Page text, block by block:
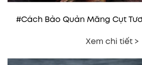
#Cách Bảo Quản Măng Cụt
Xem chi tiết >